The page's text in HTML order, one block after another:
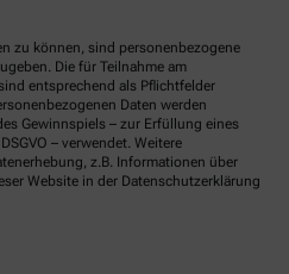
zu können, sind personenbezogene
Die für Teilnahme am
entsprechend als Pflichtfelder
Daten werden
Gewinnspiels – zur Erfüllung eines
– verwendet. Weitere
z.B. Informationen über
Website in der Datenschutzerklärung